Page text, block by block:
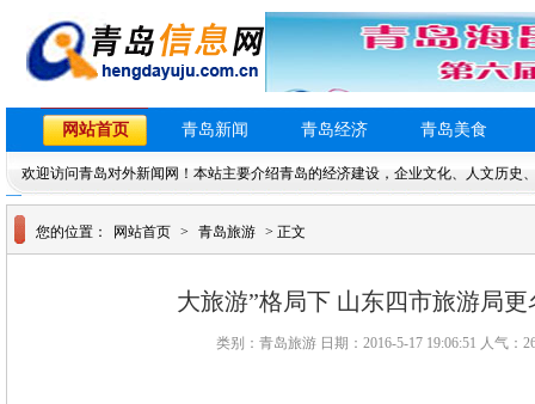
网站首页 青岛新闻 青岛经济 青岛美食
欢迎访问青岛对外新闻网！本站主要介绍青岛的经济建设，企业文化、人文历史
您的位置： 网站首页 > 青岛旅游 > 正文
大旅游”格局下 山东四市旅游局
类别：青岛旅游 日期：2016-5-17 19:06:51 人气：